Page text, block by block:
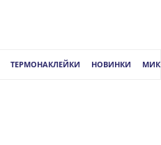
ТЕРМОНАКЛЕЙКИ НОВИНКИ